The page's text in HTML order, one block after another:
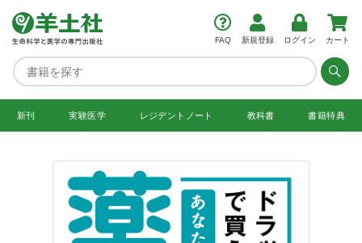
FAQ 新規登録 ログイン カート
新刊 実験医学 レジデント ノート 教科書 書籍特典